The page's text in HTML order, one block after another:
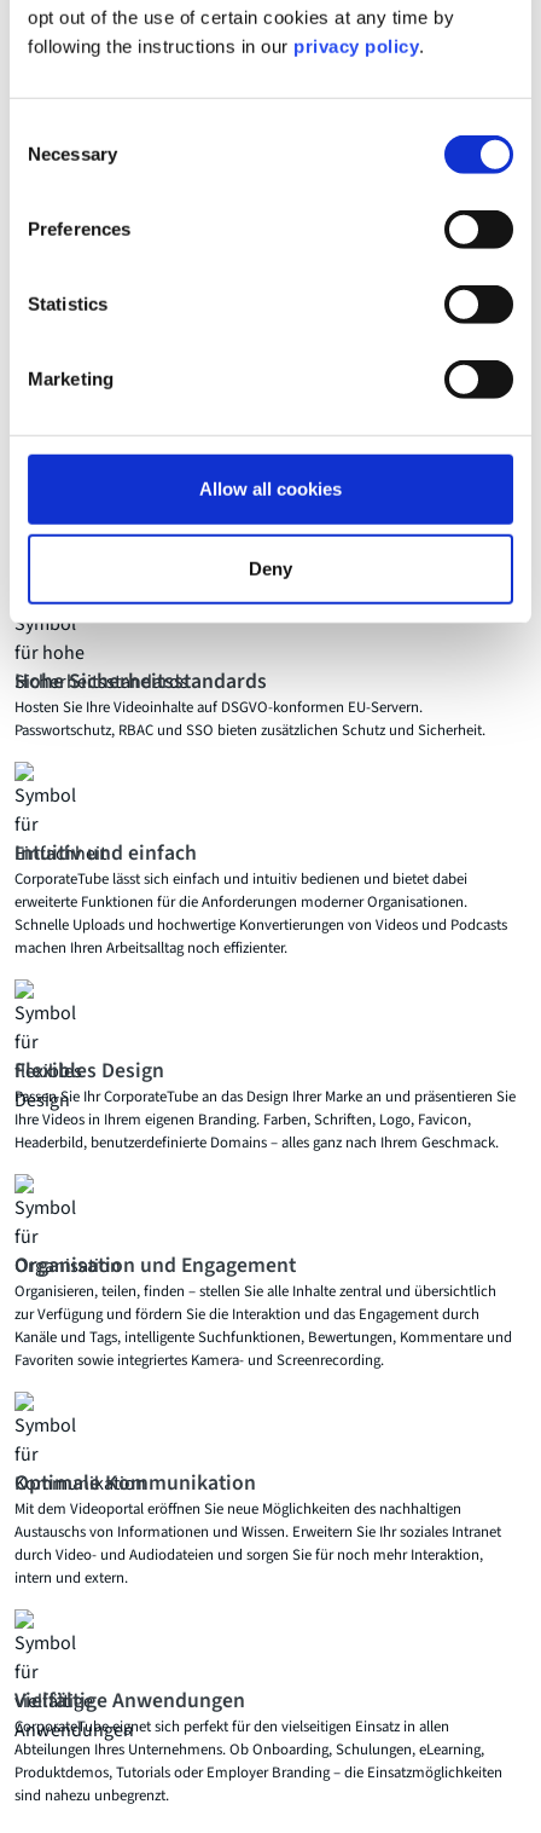
opt out of the use of certain cookies at any time by
following the instructions in our privacy policy.
Selection
Necessary
Preferences
Statistics
Marketing
Allow all cookies
Deny
Das sichere und flexible Videoportal
für Ihr Unternehmen
CorporateTube hilft Ihrem Unternehmen, intelligenter zu kommunizieren,
effizienter zu arbeiten und sicher zu bleiben - und das alles über ein
anpassbares, benutzerfreundliches Videoportal. Entdecken Sie, wie es einen
Hohe Sicherheitsstandards
Hosten Sie Ihre Videoinhalte auf DSGVO-konformen EU-Servern.
Passwortschutz, RBAC und SSO bieten zusätzlichen Schutz und Sicherheit.
Intuitiv und einfach
CorporateTube lässt sich einfach und intuitiv bedienen und bietet dabei
erweiterte Funktionen für die Anforderungen moderner Organisationen.
Schnelle Uploads und hochwertige Konver­tierungen von Videos und Podcasts
machen Ihren Arbeitsalltag noch effizienter.
Flexibles Design
Passen Sie Ihr CorporateTube an das Design Ihrer Marke an und präsentieren Sie
Ihre Videos in Ihrem eigenen Branding. Farben, Schriften, Logo, Favicon,
Headerbild, benutzerdefinierte Domains – alles ganz nach Ihrem Geschmack.
Organisation und Engagement
Organisieren, teilen, finden – stellen Sie alle Inhalte zentral und übersichtlich
zur Verfügung und fördern Sie die Interaktion und das Engagement durch
Kanäle und Tags, intelligente Suchfunktionen, Bewertungen, Kommentare und
Favoriten sowie integriertes Kamera- und Screenrecording.
Optimale Kommunikation
Mit dem Videoportal eröffnen Sie neue Möglichkeiten des nachhaltigen
Austauschs von Informationen und Wissen. Erweitern Sie Ihr soziales Intranet
durch Video- und Audiodateien und sorgen Sie für noch mehr Interaktion,
intern und extern.
Vielfältige Anwendungen
CorporateTube eignet sich perfekt für den vielseitigen Einsatz in allen
Abteilungen Ihres Unternehmens. Ob Onboarding, Schulungen, eLearning,
Produktdemos, Tutorials oder Employer Branding – die Einsatzmöglichkeiten
sind nahezu unbegrenzt.